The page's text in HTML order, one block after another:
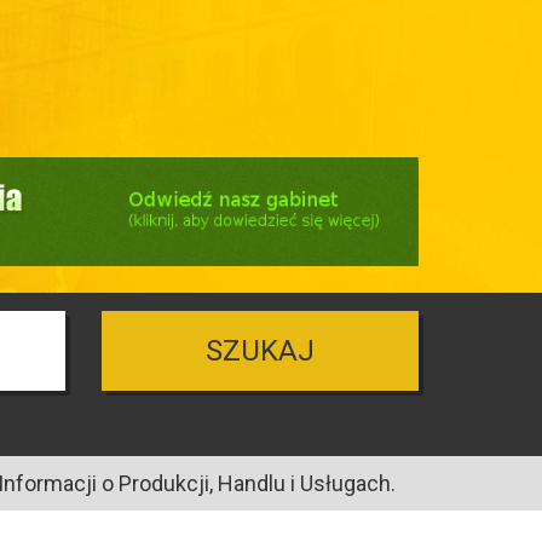
SZUKAJ
o Produkcji, Handlu i Usługach.